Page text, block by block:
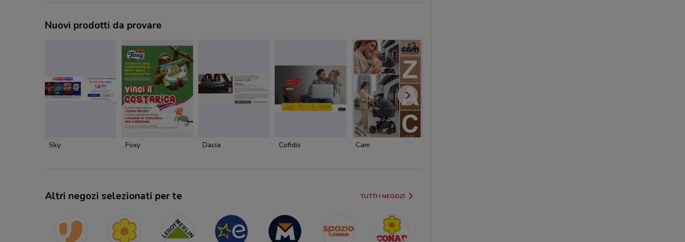
Nuovi prodotti da provare
Sky Foxy Dacia Cofidis Cam
Altri negozi selezionati per te TUTTI I NEGOZI